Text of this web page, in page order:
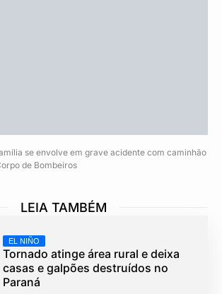
se envolve em grave acidente com caminhão
de Bombeiros
LEIA TAMBÉM
EL NIÑO
Tornado atinge área rural e deixa
casas e galpões destruídos no
Paraná